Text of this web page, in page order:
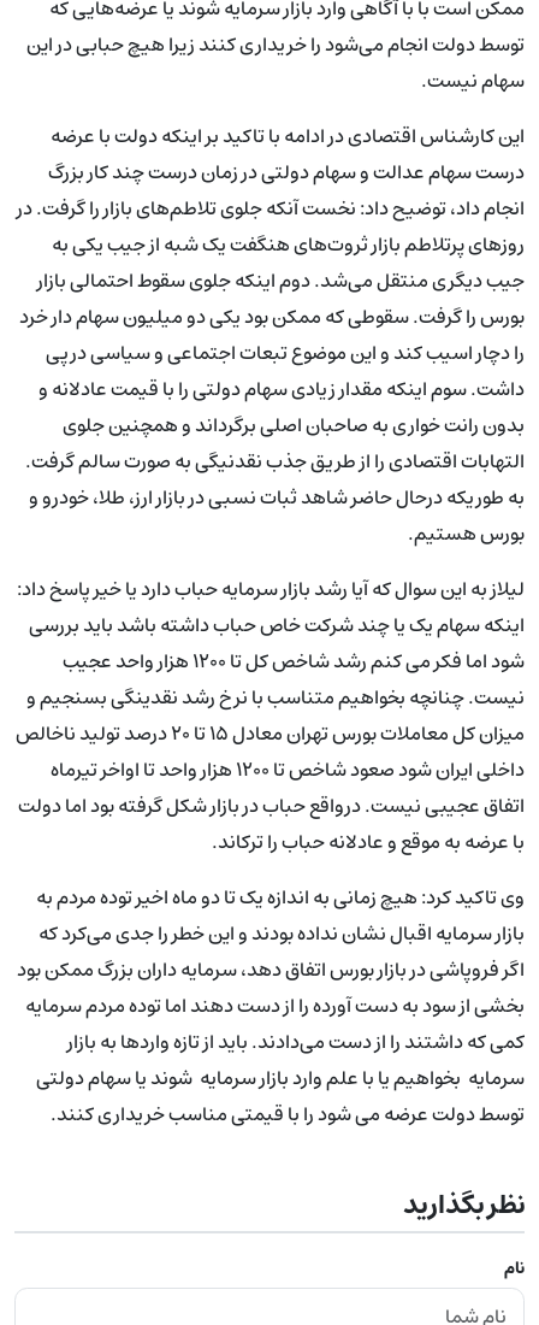
ممکن است با با آگاهی وارد بازار سرمایه شوند یا عرضه‌هایی که
توسط دولت انجام می‌شود را خریداری کنند زیرا هیچ حبابی در این
سهام نیست.
این کارشناس اقتصادی در ادامه با تاکید بر اینکه دولت با عرضه
درست سهام عدالت و سهام دولتی در زمان درست چند کار بزرگ
انجام داد، توضیح داد: نخست آنکه جلوی تلاطم‌های بازار را گرفت. در
روزهای پرتلاطم بازار ثروت‌های هنگفت یک شبه از جیب یکی به
جیب دیگری منتقل می‌شد. دوم اینکه جلوی سقوط احتمالی بازار
بورس را گرفت. سقوطی که ممکن بود یکی دو میلیون سهام دار خرد
را دچار اسیب کند و این موضوع تبعات اجتماعی و سیاسی درپی
داشت. سوم اینکه مقدار زیادی سهام دولتی را با قیمت عادلانه و
بدون رانت خواری به صاحبان اصلی برگرداند و همچنین جلوی
التهابات اقتصادی را از طریق جذب نقدنیگی به صورت سالم گرفت.
به طوریکه درحال حاضر شاهد ثبات نسبی در بازار ارز، طلا، خودرو و
بورس هستیم.
لیلاز به این سوال که آیا رشد بازار سرمایه حباب دارد یا خیر پاسخ داد:
اینکه سهام یک یا چند شرکت خاص حباب داشته باشد باید بررسی
شود اما فکر می کنم رشد شاخص کل تا ۱۲۰۰ هزار واحد عجیب
نیست. چنانچه بخواهیم متناسب با نرخ رشد نقدینگی بسنجیم و
میزان کل معاملات بورس تهران معادل ۱۵ تا ۲۰ درصد تولید ناخالص
داخلی ایران شود صعود شاخص تا ۱۲۰۰ هزار واحد تا اواخر تیرماه
اتفاق عجیبی نیست. درواقع حباب در بازار شکل گرفته بود اما دولت
با عرضه به موقع و عادلانه حباب را ترکاند.
وی تاکید کرد: هیچ زمانی به اندازه یک تا دو ماه اخیر توده مردم به
بازار سرمایه اقبال نشان نداده بودند و این خطر را جدی می‌کرد که
اگر فروپاشی در بازار بورس اتفاق دهد، سرمایه داران بزرگ ممکن بود
بخشی از سود به دست آورده را از دست دهند اما توده مردم سرمایه
کمی که داشتند را از دست می‌دادند. باید از تازه واردها به بازار
سرمایه بخواهیم یا با علم وارد بازار سرمایه شوند یا سهام دولتی
توسط دولت عرضه می شود را با قیمتی مناسب خریداری کنند.
نظر بگذارید
نام